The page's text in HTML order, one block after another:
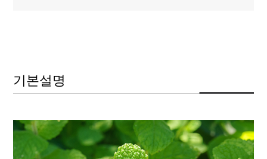
기본설명